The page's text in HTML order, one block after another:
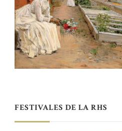
FESTIVALES DE LA RHS